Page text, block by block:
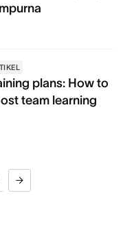
plans: How to
team learning